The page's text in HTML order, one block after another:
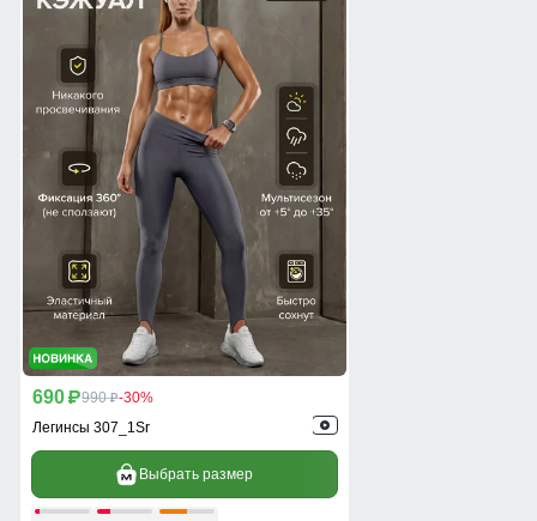
690 p990 p-30%
Легинсы 307_1Sr
Выбрать размер